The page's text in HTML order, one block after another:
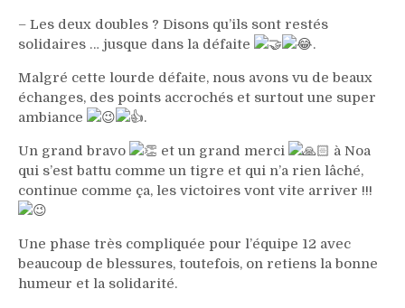
– ⁠Les deux doubles ? Disons qu’ils sont restés
solidaires … jusque dans la défaite
.
Malgré cette lourde défaite, nous avons vu de beaux
échanges, des points accrochés et surtout une super
ambiance
.
Un grand bravo et un grand merci
à Noa
qui s’est battu comme un tigre et qui n’a rien lâché,
continue comme ça, les victoires vont vite arriver !!!
Une phase très compliquée pour l’équipe 12 avec
beaucoup de blessures, toutefois, on retiens la bonne
humeur et la solidarité.